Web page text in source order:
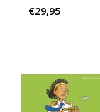
€29,95